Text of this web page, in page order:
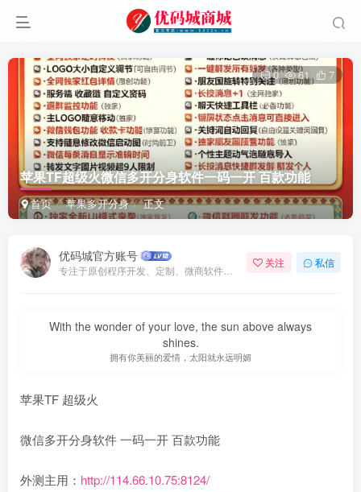
苹果TF超级火微信多开分身软件一码一开 百款功能
首页 苹果多开分身 正文
0 61 7
优码城官方账号 关注 私信
With the wonder of your love, the sun above always
shines.
拥有你美丽的爱情，太阳就永远明媚
苹果TF 超级火
微信多开分身软件 一码一开 百款功能
外测主用： http://114.66.10.75:8124/